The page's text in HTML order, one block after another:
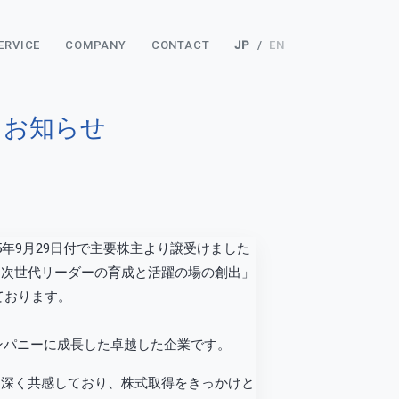
COMPANY CONTACT JP / EN
知らせ
9月29日付で主要株主より譲受けました
世代リーダーの育成と活躍の場の創出」
ります。
ニーに成長した卓越した企業です。
く共感しており、株式取得をきっかけと